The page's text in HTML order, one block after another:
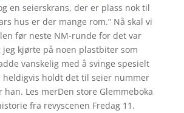
en seierskrans, der er plass nok til
hus er der mange rom.” Nå skal vi
før neste NM-runde for det var
jeg kjørte på noen plastbiter som
vanskelig med å svinge spesielt
heldigvis holdt det til seier nummer
han. Les merDen store Glemmeboka
fra revyscenen Fredag 11.